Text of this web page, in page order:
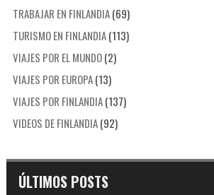
TRABAJAR EN FINLANDIA(69)
TURISMO EN FINLANDIA(113)
VIAJES POR EL MUNDO(2)
VIAJES POR EUROPA(13)
VIAJES POR FINLANDIA(137)
VIDEOS DE FINLANDIA(92)
ÚLTIMOS POSTS